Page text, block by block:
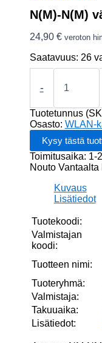
N(M)-N(M)
24,90 € veroton
Saatavuus: 26
-
1.5m
RG-
195/U
määrä
Tuotetunnus
Osasto: WLAN-
Toimitusaika: 1-
Nouto Vantaalta
Kuvaus
Lisätiedot
Tuotekoodi:
Valmistajan
koodi:
Tuotteen nimi:
Tuoteryhmä:
Valmistaja:
Takuuaika:
Lisätiedot: